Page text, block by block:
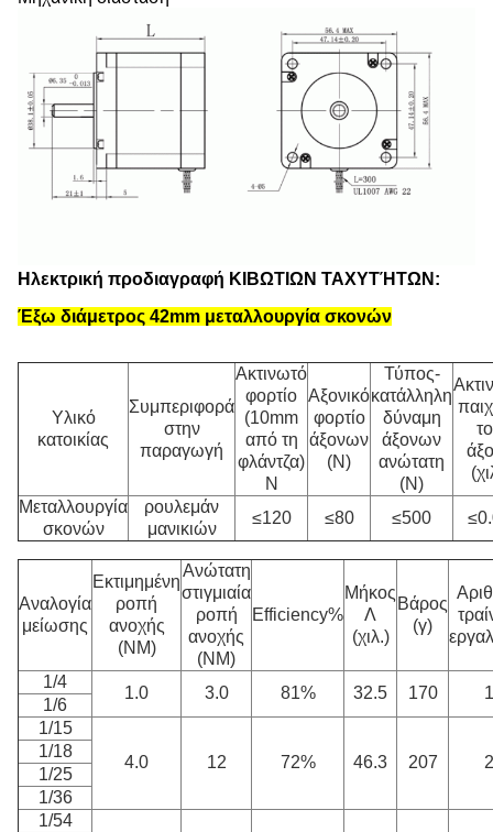
Ηλεκτρική προδιαγραφή ΚΙΒΩΤΙΩΝ ΤΑΧΥΤΉΤΩΝ:
Έξω διάμετρος 42mm μεταλλουργία σκονών
Υλικό
κατοικίας
Συμπεριφορά
στην
παραγωγή
Ακτινωτό
φορτίο
(10mm
από τη
φλάντζα)
Ν
Αξονικό
φορτίο
άξονων
(Ν)
Τύπος-
κατάλληλη
δύναμη
άξονων
ανώτατη
(Ν)
Μεταλλουργία
σκονών
ρουλεμάν
μανικιών
≤120 ≤80 ≤500
Αναλογία
μείωσης
Εκτιμημένη
ροπή
ανοχής
(NM)
Ανώτατη
στιγμιαία
ροπή
ανοχής
(NM)
Efficiency%
Μήκος
Λ
(χιλ.)
Βάρος
(γ)
1/4
1.0 3.0 81% 32.5 170 1
1/6
1/15
4.0
12 72% 46.3 207 2
1/18
1/25
1/36
1/54